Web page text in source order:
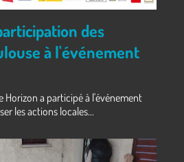
des
à l'événement
Horizon a participé à l'événement
les actions locales...